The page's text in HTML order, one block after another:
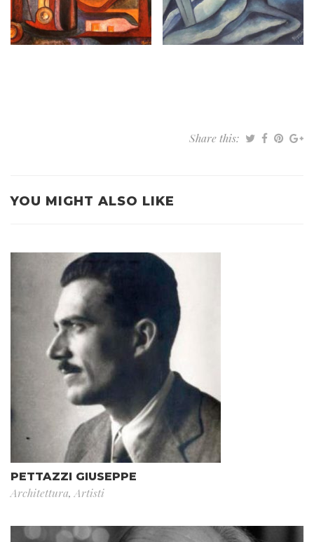
Share this:
YOU MIGHT ALSO LIKE
PETTAZZI GIUSEPPE
Architettura, Artisti